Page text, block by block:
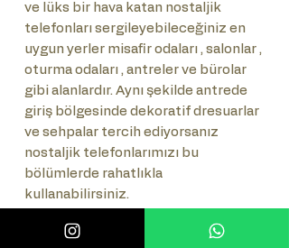
ve lüks bir hava katan nostaljik
telefonları sergileyebileceğiniz en
uygun yerler misafir odaları , salonlar ,
oturma odaları , antreler ve bürolar
gibi alanlardır. Aynı şekilde antrede
giriş bölgesinde dekoratif dresuarlar
ve sehpalar tercih ediyorsanız
nostaljik telefonlarımızı bu
bölümlerde rahatlıkla
kullanabilirsiniz.